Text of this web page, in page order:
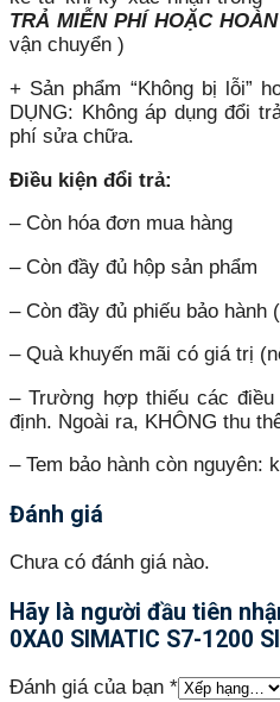
TRẢ MIỄN PHÍ HOẶC
vận chuyển )
+ Sản phẩm “Không bị lỗi”
DỤNG: Không áp dụng đổi
phí sửa chữa.
Điều kiện đổi trả:
– Còn hóa đơn mua hàng
– Còn đầy đủ hộp sản phẩm
– Còn đầy đủ phiếu bảo hành
– Quà khuyến mãi có giá trị
– Trường hợp thiếu các
định. Ngoài ra, KHÔNG thu
– Tem bảo hành còn nguyên:
Đánh giá
Chưa có đánh giá nào.
Hãy là người đầu tiên
0XA0 SIMATIC S7-1200
Đánh giá của bạn *